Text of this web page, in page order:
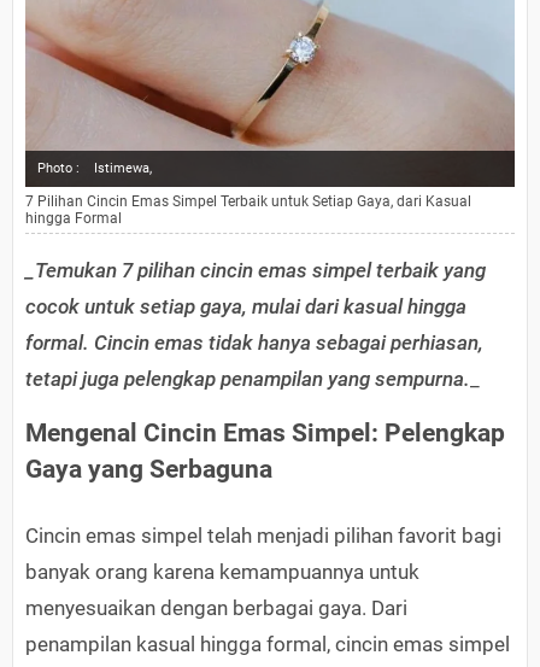
Photo : Istimewa,
7 Pilihan Cincin Emas Simpel Terbaik untuk Setiap Gaya, dari Kasual
hingga Formal
_Temukan 7 pilihan cincin emas simpel terbaik yang
cocok untuk setiap gaya, mulai dari kasual hingga
formal. Cincin emas tidak hanya sebagai perhiasan,
tetapi juga pelengkap penampilan yang sempurna.
Mengenal Cincin Emas Simpel: Pelengkap
Gaya yang Serbaguna
Cincin emas simpel telah menjadi pilihan favorit bagi
banyak orang karena kemampuannya untuk
menyesuaikan dengan berbagai gaya. Dari
penampilan kasual hingga formal, cincin emas simpel